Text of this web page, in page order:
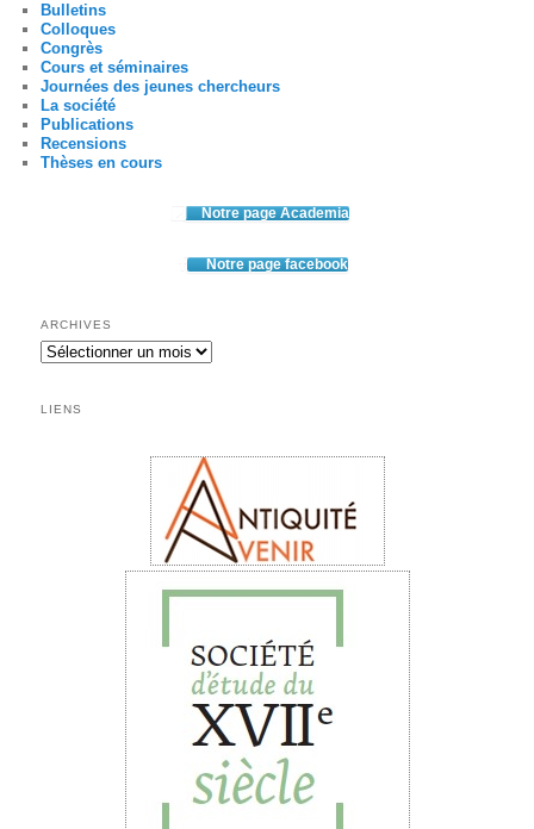
Bulletins
Colloques
Congrès
Cours et séminaires
Journées des jeunes chercheurs
La société
Publications
Recensions
Thèses en cours
Notre page Academia
Notre page facebook
ARCHIVES
Archives
LIENS